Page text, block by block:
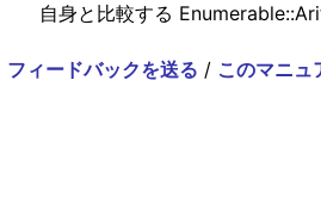
自身と比較する
フィードバックを送る / このマニュ